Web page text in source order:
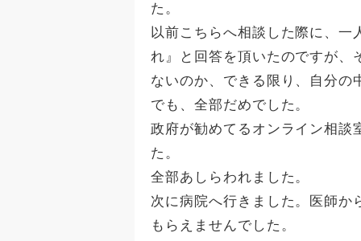
た。
以前こちらへ相談した際に、一
れ』と回答を頂いたのですが、
ないのか、できる限り、自分の
でも、全部だめでした。
政府が勧めてるオンライン相談
た。
全部あしらわれました。
次に病院へ行きました。医師か
もらえませんでした。